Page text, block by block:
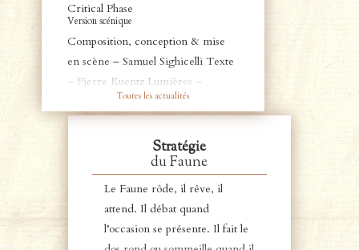
Critical Phase
Version scénique
Composition, conception & mise
en scène – Samuel Sighicelli Texte
– Pierre Kuentz Lumières –
Jacques Benoît Dardant Regard sur
le mouvement – Sabine Novel
Sampler – Solène Charpentier avec
Noémi Boutin – violoncelle & voix
Claudine Simon – piano & voix et
la participation de la classe de CM1
de l’école Waldeck Rousseau de …
Lire la suite
Toutes les actualités
Stratégie
du Faune
Le Faune rôde, il rêve, il
attend. Il débat quand
l’occasion se présente. Il fait le